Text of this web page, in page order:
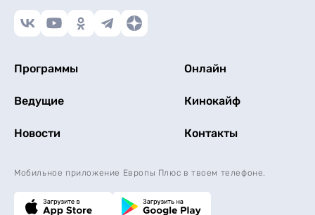
Программы Онлайн
Ведущие Кинокайф
Новости Контакты
Мобильное приложение Европы Плюс в твоем телефоне.